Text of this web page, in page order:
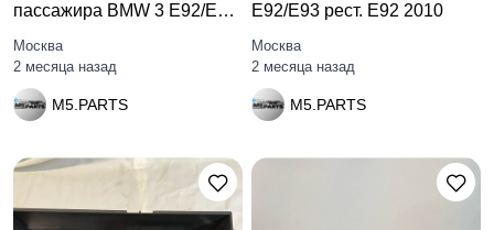
пассажира BMW 3 E92/E93
рест.
Москва
2 месяца назад
M5.PARTS
E92/E93 рест. E92 2010
Москва
2 месяца назад
M5.PARTS